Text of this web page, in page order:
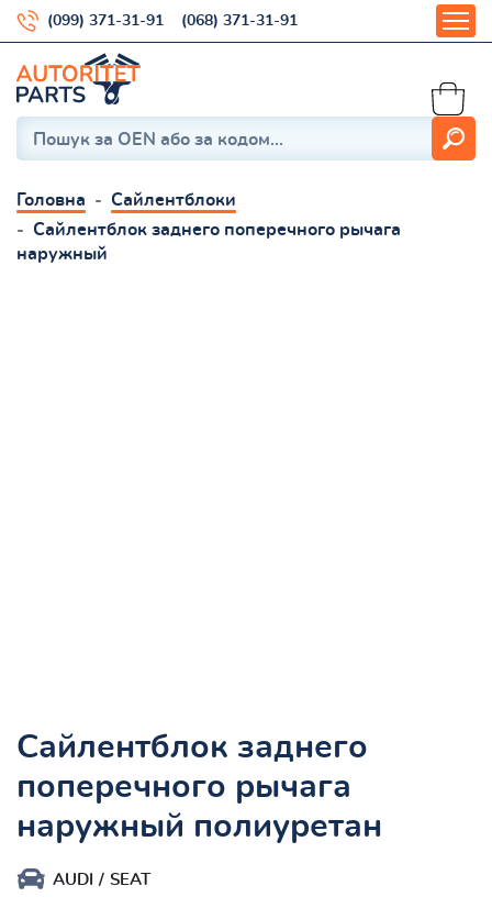
(099) 371-31-91 (068) 371-31-91
Головна
Сайлентблоки
Сайлентблок заднего поперечного рычага
наружный
Сайлентблок заднего
поперечного рычага
наружный полиуретан
AUDI SEAT